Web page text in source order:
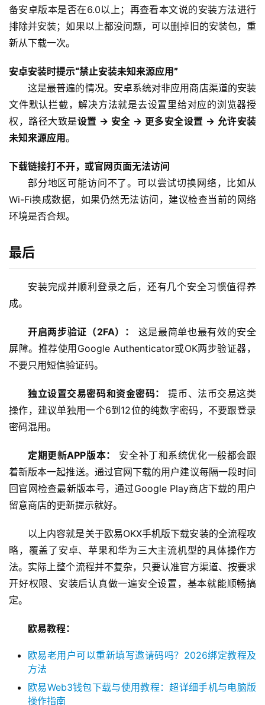
备安卓版本是否在6.0以上；再查看本文说的安装方法进行
排除并安装；如果以上都没问题，可以删掉旧的安装包，重
新从下载一次。
安卓安装时提示“禁止安装未知来源应用”
这是最普遍的情况。安卓系统对非应用商店渠道的安装
文件默认拦截，解决方法就是去设置里给对应的浏览器授
权，路径大致是设置 → 安全 → 更多安全设置 → 允许安装
未知来源应用。
下载链接打不开，或官网页面无法访问
部分地区可能访问不了。可以尝试切换网络，比如从
Wi-Fi换成数据，如果仍然无法访问，建议检查当前的网络
环境是否合规。
最后
安装完成并顺利登录之后，还有几个安全习惯值得养
成。
开启两步验证（2FA）：
这是最简单也最有效的安全
屏障。推荐使用Google Authenticator或OK两步验证器，
不要只用短信验证码。
独立设置交易密码和资金密码：
提币、法币交易这类
操作，建议单独用一个6到12位的纯数字密码，不要跟登录
密码混用。
定期更新APP版本：
安全补丁和系统优化一般都会跟
着新版本一起推送。通过官网下载的用户建议每隔一段时间
回官网检查最新版本号，通过Google Play商店下载的用户
留意商店的更新提示就好。
以上内容就是关于欧易OKX手机版下载安装的全流程攻
略，覆盖了安卓、苹果和华为三大主流机型的具体操作方
法。实际上整个流程并不复杂，只要认准官方渠道、按要求
开好权限、安装后认真做一遍安全设置，基本就能顺畅搞
定。
欧易教程：
欧易老用户可以重新填写邀请码吗？2026绑定教程及
方法
欧易Web3钱包下载与使用教程：超详细手机与电脑版
操作指南